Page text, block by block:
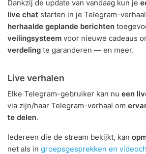
Dankzij de update van vandaag kun je
live chat starten in je Telegram-
herhaalde geplande berichten
veilingsysteem voor nieuwe cadeaus
verdeling te garanderen — en meer.
Live verhalen
Elke Telegram-gebruiker kan nu een
via zijn/haar Telegram-verhaal om
te delen.
Iedereen die de stream bekijkt, kan
net als in groepsgesprekken en